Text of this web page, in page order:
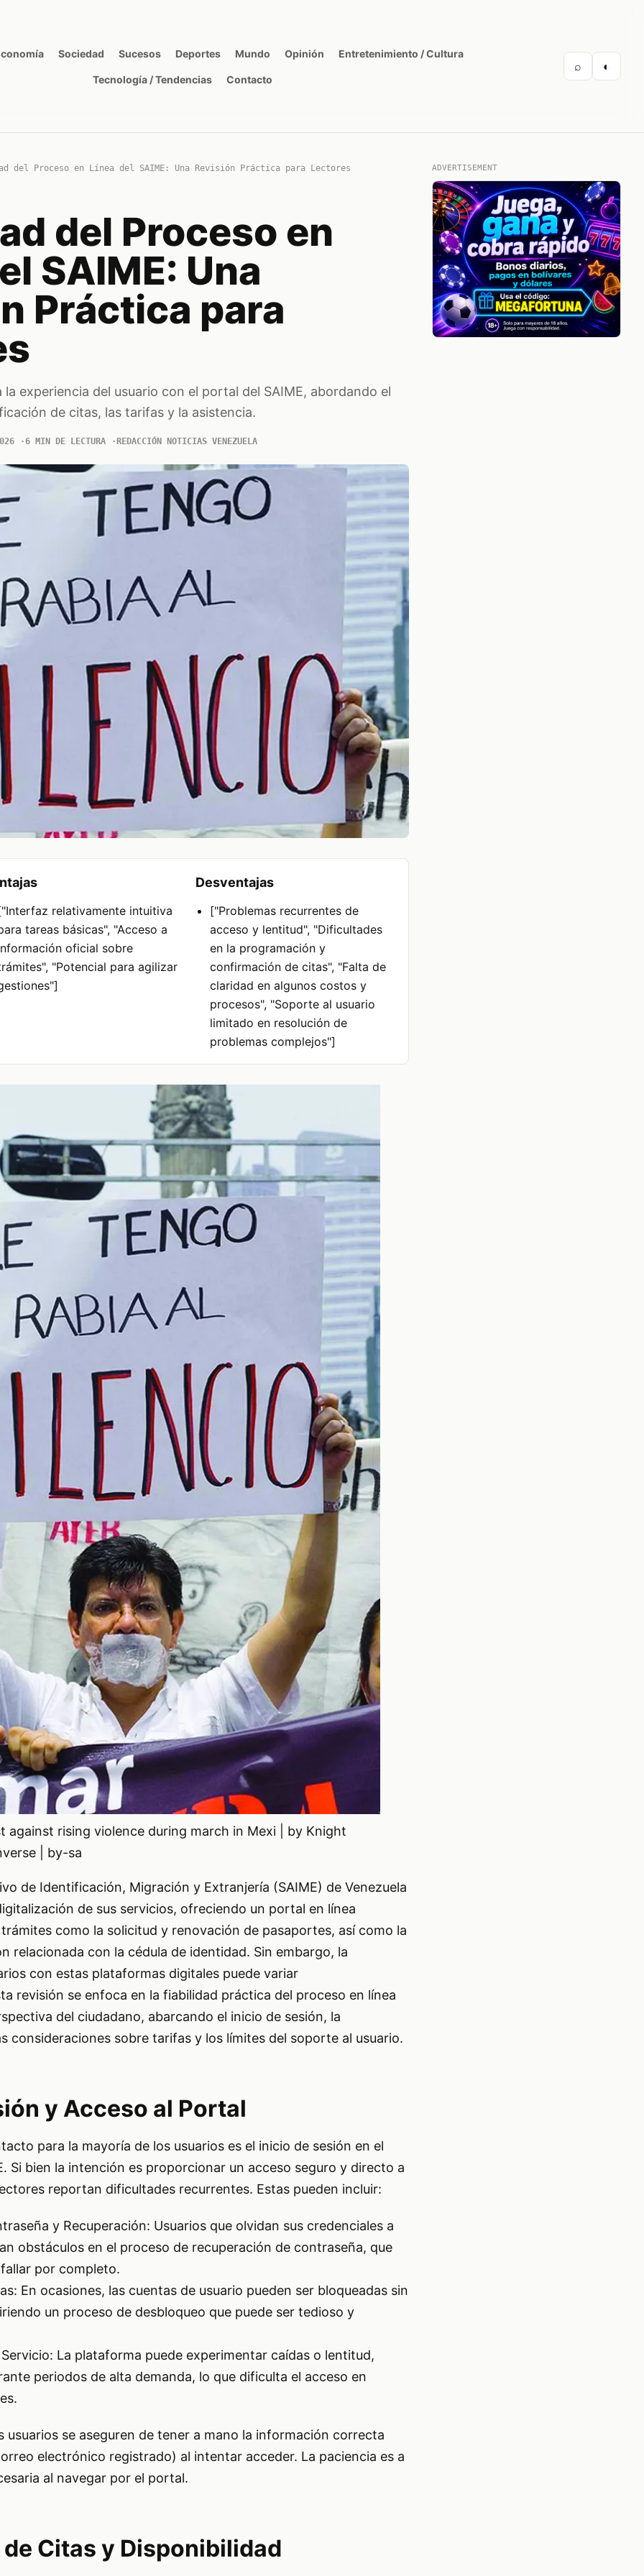
Sociedad Sucesos Deportes Mundo Opinión Entretenimiento / Cultura
Tecnología / Tendencias Contacto
⌕ ◐
del Proceso en Línea del SAIME: Una Revisión Práctica para Lectores
del Proceso en
SAIME: Una
Práctica para
la experiencia del usuario con el portal del SAIME, abordando el
de citas, las tarifas y la asistencia.
6 MIN DE LECTURA REDACCIÓN NOTICIAS VENEZUELA
relativamente intuitiva
tareas básicas", "Acceso a
oficial sobre
"Potencial para agilizar
Desventajas
["Problemas recurrentes de
acceso y lentitud", "Dificultades
en la programación y
confirmación de citas", "Falta de
claridad en algunos costos y
procesos", "Soporte al usuario
limitado en resolución de
problemas complejos"]
against rising violence during march in Mexi | by Knight
| by-sa
de Identificación, Migración y Extranjería (SAIME) de Venezuela
de sus servicios, ofreciendo un portal en línea
como la solicitud y renovación de pasaportes, así como la
relacionada con la cédula de identidad. Sin embargo, la
con estas plataformas digitales puede variar
revisión se enfoca en la fiabilidad práctica del proceso en línea
del ciudadano, abarcando el inicio de sesión, la
consideraciones sobre tarifas y los límites del soporte al usuario.
y Acceso al Portal
para la mayoría de los usuarios es el inicio de sesión en el
Si bien la intención es proporcionar un acceso seguro y directo a
reportan dificultades recurrentes. Estas pueden incluir:
y Recuperación: Usuarios que olvidan sus credenciales a
obstáculos en el proceso de recuperación de contraseña, que
por completo.
En ocasiones, las cuentas de usuario pueden ser bloqueadas sin
un proceso de desbloqueo que puede ser tedioso y
La plataforma puede experimentar caídas o lentitud,
periodos de alta demanda, lo que dificulta el acceso en
usuarios se aseguren de tener a mano la información correcta
electrónico registrado) al intentar acceder. La paciencia es a
al navegar por el portal.
Citas y Disponibilidad
ADVERTISEMENT